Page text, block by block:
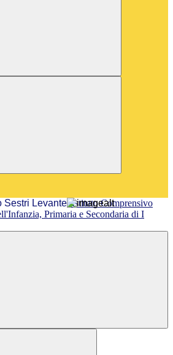
Istituto Comprensivo
Primaria e Secondaria di I